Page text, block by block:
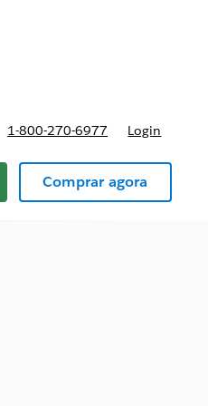
1-800-270-6977 Login
Comprar agora